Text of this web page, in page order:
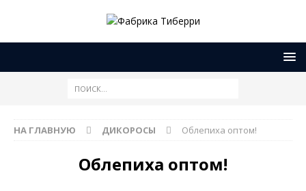
НА ГЛАВНУЮ ДИКОРОСЫ Облепиха оптом!
Облепиха оптом!